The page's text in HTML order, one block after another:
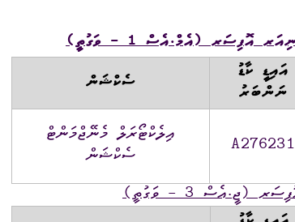
އައިޑީ ކާޑު
ނަންބަރު
ސެކްޝަން
A276231
އިލެކްޓޯރަލް މެނޭޖްމަންޓް
ސެކްޝަން